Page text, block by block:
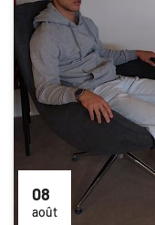
08
août